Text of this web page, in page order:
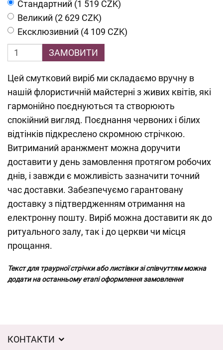
Cтандартний (1 519 CZK)
Великий (2 629 CZK)
Ексклюзивний (4 109 CZK)
ЗАМОВИТИ
Цей смутковий виріб ми складаємо вручну в
нашій флористичній майстерні з живих квітів, які
гармонійно поєднуються та створюють
спокійний вигляд. Поєднання червоних і білих
відтінків підкреслено скромною стрічкою.
Витриманий аранжмент можна доручити
доставити у день замовлення протягом робочих
днів, і завжди є можливість зазначити точний
час доставки. Забезпечуємо гарантовану
доставку з підтвердженням отримання на
електронну пошту. Виріб можна доставити як до
ритуального залу, так і до церкви чи місця
прощання.
Текст для траурної стрічки або листівки зі співчуттям можна
додати на останньому етапі оформлення замовлення
КОНТАКТИ